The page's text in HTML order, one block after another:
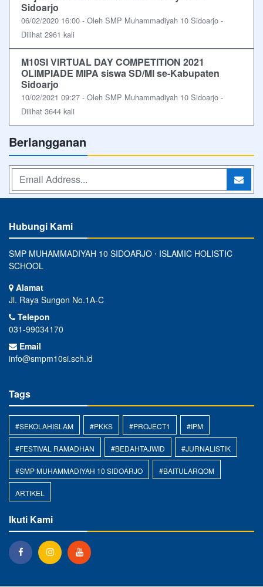
Sidoarjo
06/02/2020 16:00 - Oleh SMP Muhammadiyah 10 Sidoarjo -
Dilihat 2961 kali
M10SI VIRTUAL DAY COMPETITION 2021
OLIMPIADE MIPA siswa SD/MI se-Kabupaten
Sidoarjo
10/02/2021 09:27 - Oleh SMP Muhammadiyah 10 Sidoarjo -
Dilihat 3644 kali
Berlangganan
Hubungi Kami
SMP MUHAMMADIYAH 10 SIDOARJO ⋅ ISLAMIC HOLISTIC
SCHOOL
Alamat
Jl. Raya Sungon No.1A-C
Telepon
031-99034170
Email
info@smpm10si.sch.id
Tags
#SEKOLAHISLAM #PKKS #PROJECT1 #IPM
#FESTIVAL RAMADHAN #BEDAHTAJWID #JURNALISTIK
#SMP MUHAMMADIYAH 10 SIDOARJO #BAITULARQOM
ARTIKEL
Ikuti Kami